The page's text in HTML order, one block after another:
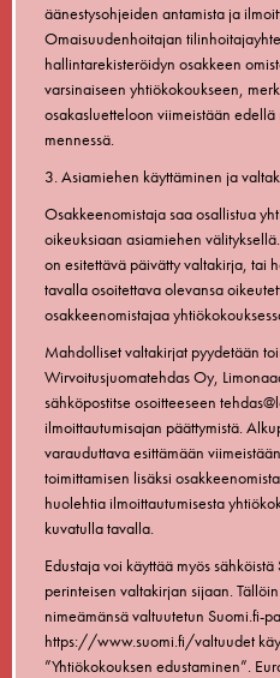
äänestysohjeiden antamista ja
Omaisuudenhoitajan
hallintarekisteröidyn osakkeen
varsinaiseen yhtiökokoukseen,
osakasluetteloon viimeistään
mennessä.
3. Asiamiehen käyttäminen ja
Osakkeenomistaja saa osallistua
oikeuksiaan asiamiehen
on esitettävä päivätty valtakirja, tai
tavalla osoitettava olevansa
osakkeenomistajaa
Mahdolliset valtakirjat pyydetään
Wirvoitusjuomatehdas Oy,
sähköpostitse osoitteeseen
ilmoittautumisajan päättymistä.
varauduttava esittämään
toimittamisen lisäksi
huolehtia ilmoittautumisesta
kuvatulla tavalla.
Edustaja voi käyttää myös
perinteisen valtakirjan sijaan.
nimeämänsä valtuutetun Suomi.fi-
https://www.suomi.fi/valtuudet
”Yhtiökokouksen edustaminen”.